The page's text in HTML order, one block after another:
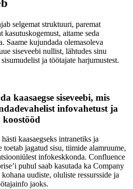
selgemat struktuuri, paremat
aitame seda
Saame kujundada olemasoleva
siseveebi nullist, lähtudes sinu
ja töötajate harjumustest.
kaasaegse siseveebi, mis
infovahetust ja
koostööd
kaasaegseks intranetiks ja
toetab jagatud sisu, tiimide alamruume,
infokeskkonda. Confluence
puhul saab kasutada ka Company
uudiste, oluliste ressursside ja
jaoks.